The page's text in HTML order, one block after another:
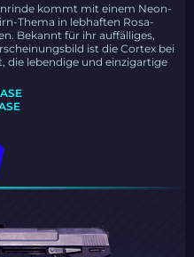
kommt mit einem Neon-
Thema in lebhaften Rosa-
Bekannt für ihr auffälliges,
ist die Cortex bei
die lebendige und einzigartige